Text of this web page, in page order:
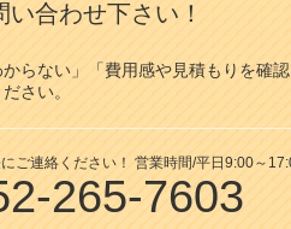
合わせ下さい！
らない」「費用感や見積もりを確
さい。
ご連絡ください！ 営業時間/平日9:00～
265-7603